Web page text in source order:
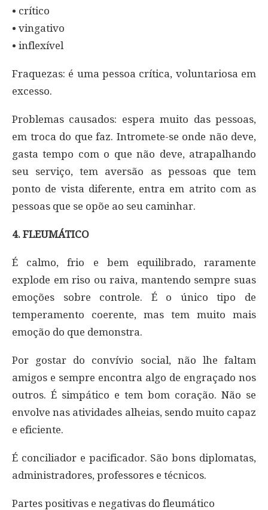
• crítico
• vingativo
• inflexível
Fraquezas: é uma pessoa crítica, voluntariosa em
excesso.
Problemas causados: espera muito das pessoas,
em troca do que faz. Intromete-se onde não deve,
gasta tempo com o que não deve, atrapalhando
seu serviço, tem aversão as pessoas que tem
ponto de vista diferente, entra em atrito com as
pessoas que se opõe ao seu caminhar.
4. FLEUMÁTICO
É calmo, frio e bem equilibrado, raramente
explode em riso ou raiva, mantendo sempre suas
emoções sobre controle. É o único tipo de
temperamento coerente, mas tem muito mais
emoção do que demonstra.
Por gostar do convívio social, não lhe faltam
amigos e sempre encontra algo de engraçado nos
outros. É simpático e tem bom coração. Não se
envolve nas atividades alheias, sendo muito capaz
e eficiente.
É conciliador e pacificador. São bons diplomatas,
administradores, professores e técnicos.
Partes positivas e negativas do fleumático